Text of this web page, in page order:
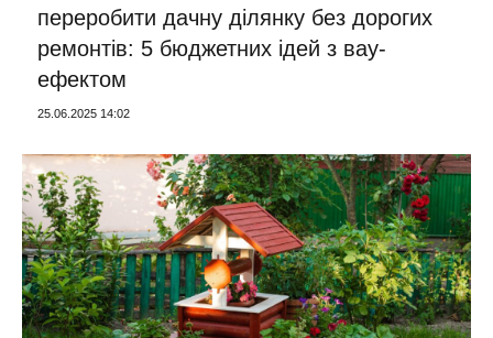
переробити дачну ділянку без дорогих
ремонтів: 5 бюджетних ідей з вау-
ефектом
25.06.2025 14:02